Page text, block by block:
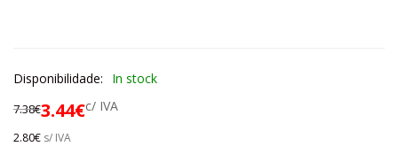
Disponibilidade: In stock
7.38€3.44€c/ IVA
2.80€ s/ IVA